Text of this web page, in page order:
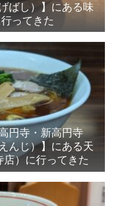
ばし）】にある味
ってきた
円寺・新高円寺
んじ）】にある天
）に行ってきた